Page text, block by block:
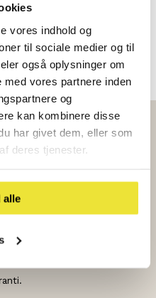
vores indhold og
til sociale medier og til
også oplysninger om
vores partnere inden
og
kan kombinere disse
har givet dem, eller som
deres tjenester.
alle
7 showrooms
|Køge|Odense| Vejle